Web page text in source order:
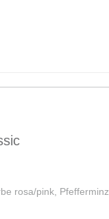
rosa/pink, Pfefferminz